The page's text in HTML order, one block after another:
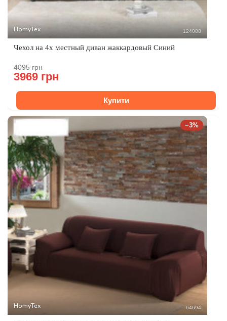
HomyTex 124088
Чехол на 4х местный диван жаккардовый Синий
4095 грн
3969 грн
Купити
−3%
HomyTex 64694